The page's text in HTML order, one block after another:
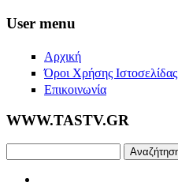
Skip to main content
User menu
Αρχική
Όροι Χρήσης Ιστοσελίδας
Επικοινωνία
WWW.TASTV.GR